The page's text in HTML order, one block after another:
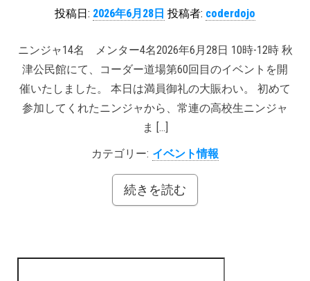
投稿日: 2026年6月28日 投稿者: coderdojo
ニンジャ14名 メンター4名2026年6月28日 10時-12時 秋
津公民館にて、コーダー道場第60回目のイベントを開
催いたしました。 本日は満員御礼の大賑わい。 初めて
参加してくれたニンジャから、常連の高校生ニンジャ
ま […]
カテゴリー: イベント情報
続きを読む